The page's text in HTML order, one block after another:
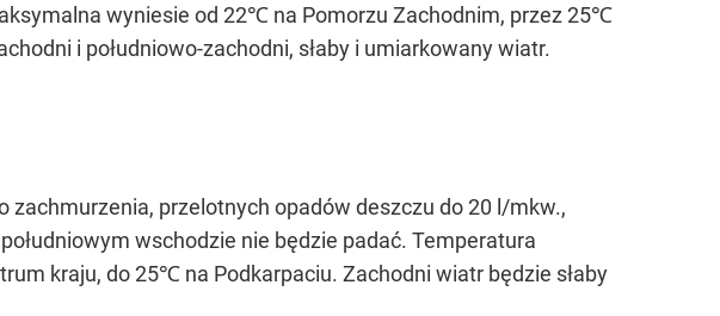
wyniesie od 22℃ na Pomorzu Zachodnim, przez 25℃
i południowo-zachodni, słaby i umiarkowany wiatr.
przelotnych opadów deszczu do 20 l/mkw.,
wschodzie nie będzie padać. Temperatura
kraju, do 25℃ na Podkarpaciu. Zachodni wiatr będzie słaby